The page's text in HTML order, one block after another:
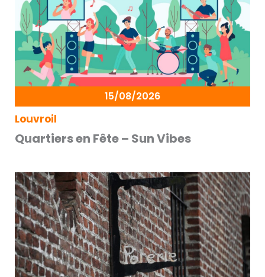
15/08/2026
Louvroil
Quartiers en Fête – Sun Vibes